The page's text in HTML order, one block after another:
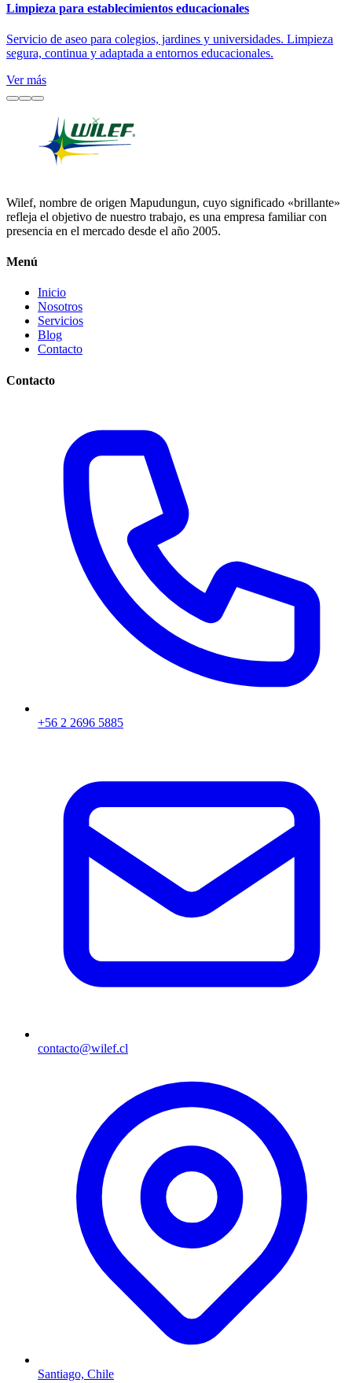
Limpieza para establecimientos educacionales
Servicio de aseo para colegios, jardines y universidades. Limpieza
segura, continua y adaptada a entornos educacionales.
Ver más
Wilef, nombre de origen Mapudungun, cuyo significado «brillante»
refleja el objetivo de nuestro trabajo, es una empresa familiar con
presencia en el mercado desde el año 2005.
Menú
Inicio
Nosotros
Servicios
Blog
Contacto
Contacto
+56 2 2696 5885
contacto@wilef.cl
Santiago, Chile